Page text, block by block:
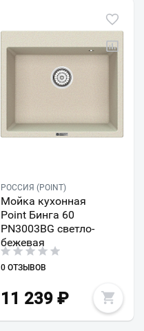
РОССИЯ (POINT)
Мойка кухонная
Point Бинга 60
PN3003BG светло-
бежевая
0 ОТЗЫВОВ
11 239₽